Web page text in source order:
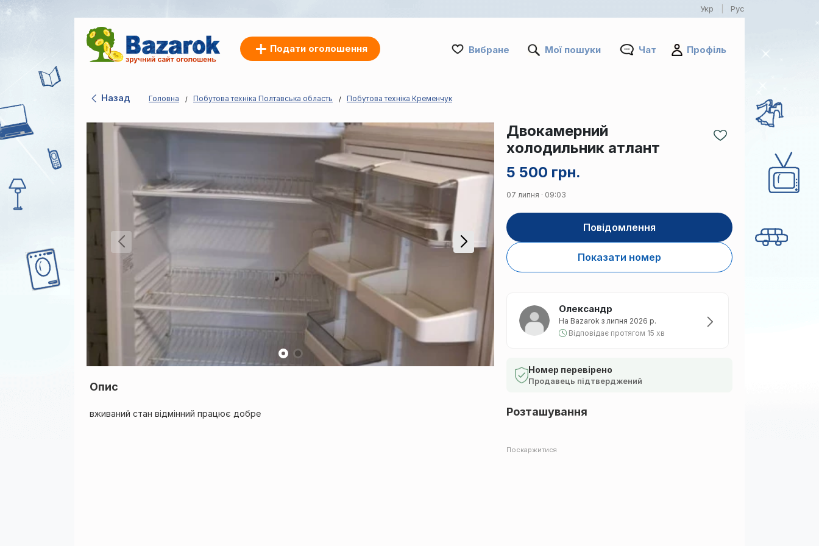
Укр Рус
Подати оголошення Вибране Мої пошуки Чат Профіль
Назад Головна Побутова техніка Полтавська область Побутова техніка Кременчук
Опис
вживаний стан відмінний працює добре
5 500 грн.
Двокамерний
холодильник атлант
07 липня · 09:03
Повідомлення
Показати номер
Олександр
На Bazarok з липня 2026 р.
Відповідає протягом 15 хв
Номер перевірено
Продавець підтверджений
Розташування
Поскаржитися